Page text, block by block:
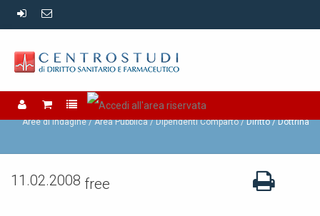
Dipendenti Comparto
Aree di Indagine / Area Pubblica / Dipendenti Comparto Diritto / Dottrina
11.02.2008 free